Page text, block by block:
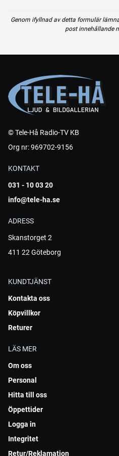
Genom ifyllnad av detta formulär
post innehållande
© Tele-Hå Radio-TV KB
Org nr: 969702-9156
KONTAKT
031 - 10 03 20
info@tele-ha.se
ADRESS
Skanstorget 2
411 22 Göteborg
KUNDTJÄNST
Kontakta oss
Köpvillkor
Returer
LÄS MER
Om oss
Personal
Hitta till oss
Öppettider
Logga in
Integritet
Retur/Reklamation